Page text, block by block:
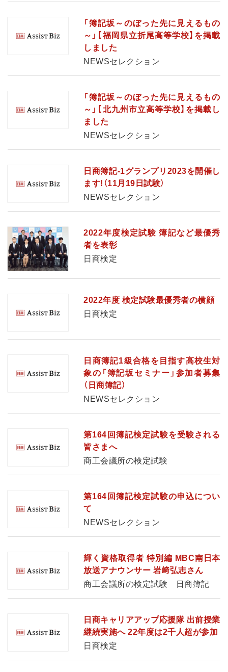
「簿記坂～のぼった先に見えるもの
～」【福岡県立折尾高等学校】を掲載
しました
NEWSセレクション
「簿記坂～のぼった先に見えるもの
～」【北九州市立高等学校】を掲載し
ました
NEWSセレクション
日商簿記-1グランプリ2023を開催し
ます!（11月19日試験）
NEWSセレクション
2022年度検定試験 簿記など最優秀
者を表彰
日商検定
2022年度 検定試験最優秀者の横顔
日商検定
日商簿記1級合格を目指す高校生対
象の「簿記坂セミナー」参加者募集
（日商簿記）
NEWSセレクション
第164回簿記検定試験を受験される
皆さまへ
商工会議所の検定試験
第164回簿記検定試験の申込につい
て
NEWSセレクション
輝く資格取得者 特別編 MBC南日本
放送アナウンサー 岩﨑弘志さん
商工会議所の検定試験 日商簿記
日商キャリアアップ応援隊 出前授業
継続実施へ 22年度は2千人超が参加
日商検定